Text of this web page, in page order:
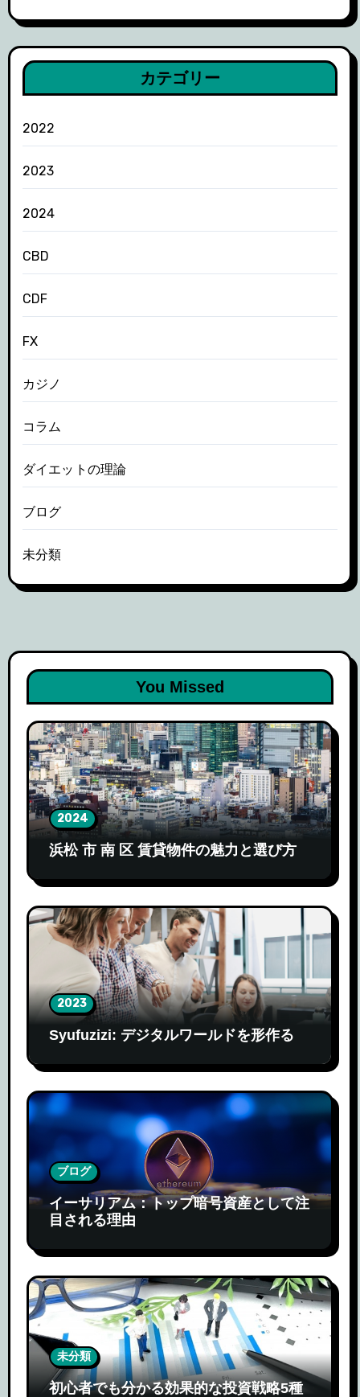
カテゴリー
2022
2023
2024
CBD
CDF
FX
カジノ
コラム
ダイエットの理論
ブログ
未分類
You Missed
2024
浜松 市 南 区 賃貸物件の魅力と選び方
2023
Syufuzizi: デジタルワールドを形作る
ブログ
イーサリアム：トップ暗号資産として注
目される理由
未分類
初心者でも分かる効果的な投資戦略5種